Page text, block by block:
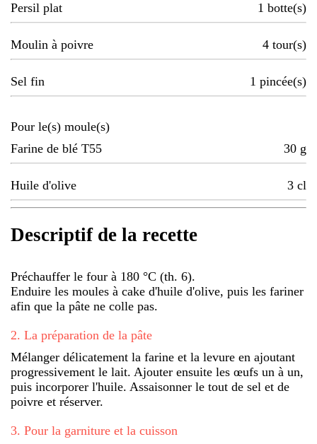
Persil plat 1 botte(s)
Moulin à poivre 4 tour(s)
Sel fin 1 pincée(s)
Pour le(s) moule(s)
Farine de blé T55
30 g
Huile d'olive 3 cl
Descriptif de la recette
Préchauffer le four à 180 °C (th. 6).
Enduire les moules à cake d'huile d'olive, puis les fariner
afin que la pâte ne colle pas.
2. La préparation de la pâte
Mélanger délicatement la farine et la levure en ajoutant
progressivement le lait. Ajouter ensuite les œufs un à un,
puis incorporer l'huile. Assaisonner le tout de sel et de
poivre et réserver.
3. Pour la garniture et la cuisson